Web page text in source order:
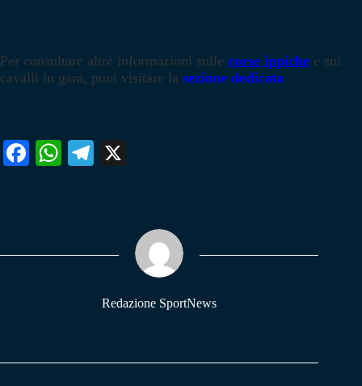
Per consultare altre informazioni sulle corse ippiche e sui
cavalli in gara, puoi visitare la sezione dedicata
Fa W
pp
Te
m
Redazione SportNews